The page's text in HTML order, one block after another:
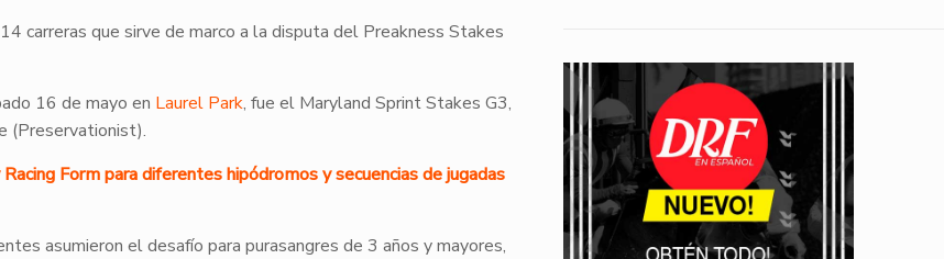
carreras que sirve de marco a la disputa del Preakness Stakes
16 de mayo en Laurel Park, fue el Maryland Sprint Stakes G3,
(Preservationist).
Form para diferentes hipódromos y secuencias de jugadas
asumieron el desafío para purasangres de 3 años y mayores,